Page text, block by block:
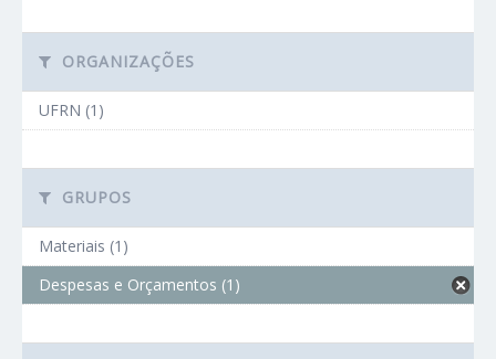
ORGANIZAÇÕES
UFRN (1)
GRUPOS
Materiais (1)
Despesas e Orçamentos (1)